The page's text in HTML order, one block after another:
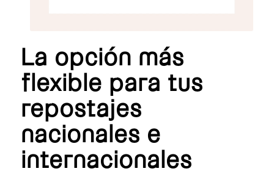
La opción más
flexible para tus
repostajes
nacionales e
internacionales